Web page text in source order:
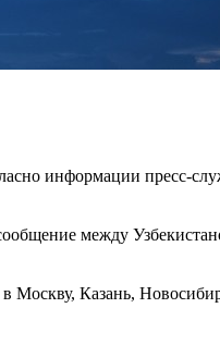
информации пресс-
между
Москву, Казань,